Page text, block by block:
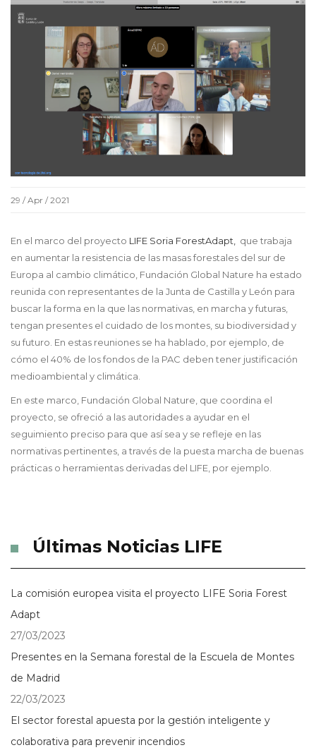
29 / Apr / 2021
En el marco del proyecto LIFE Soria ForestAdapt,
que trabaja
en aumentar la resistencia de las masas forestales del sur de
Europa al cambio climático, Fundación Global Nature ha estado
reunida con representantes de la Junta de Castilla y León para
buscar la forma en la que las normativas, en marcha y futuras,
tengan presentes el cuidado de los montes, su biodiversidad y
su futuro. En estas reuniones se ha hablado, por ejemplo, de
cómo el 40% de los fondos de la PAC deben tener justificación
medioambiental y climática.
En este marco, Fundación Global Nature, que coordina el
proyecto, se ofreció a las autoridades a ayudar en el
seguimiento preciso para que así sea y se refleje en las
normativas pertinentes, a través de la puesta marcha de buenas
prácticas o herramientas derivadas del LIFE, por ejemplo.
Últimas Noticias LIFE
La comisión europea visita el proyecto LIFE Soria Forest
Adapt
27/03/2023
Presentes en la Semana forestal de la Escuela de Montes
de Madrid
22/03/2023
El sector forestal apuesta por la gestión inteligente y
colaborativa para prevenir incendios